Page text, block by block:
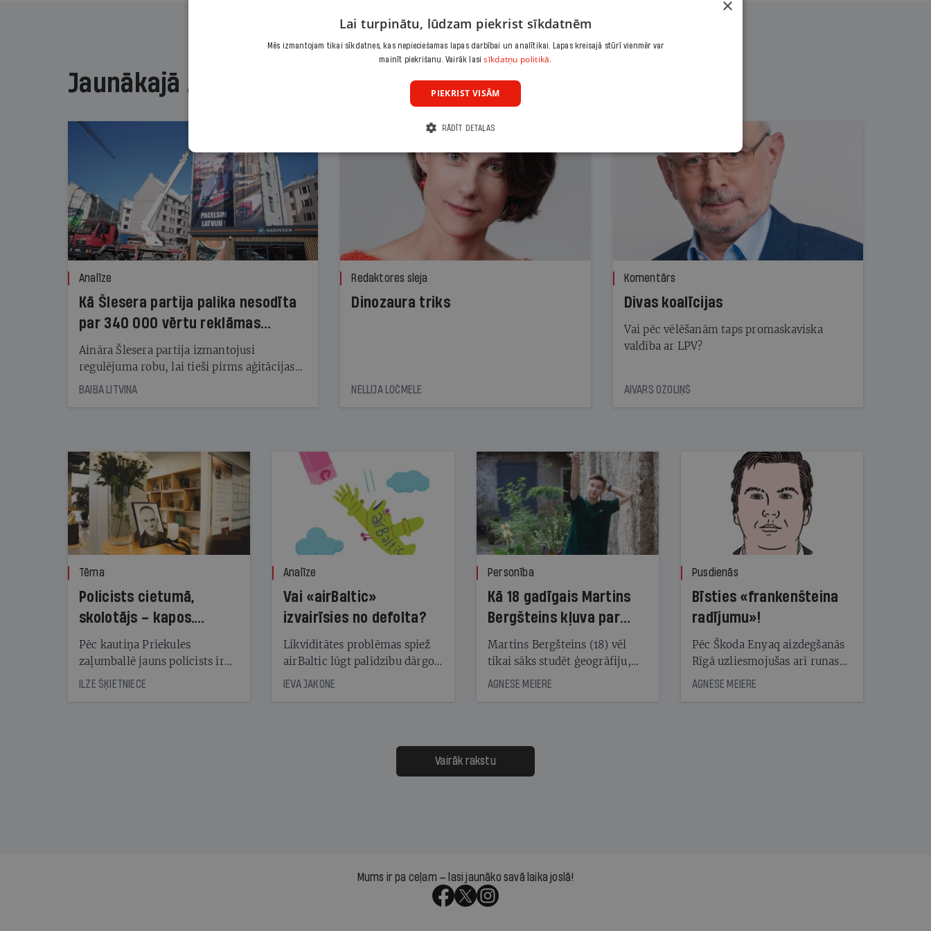
Jaunākajā žurnālā
Analīze
Kā Šlesera partija palika nesodīta
par 340 000 vērtu reklāmas
kampaņu
Aināra Šlesera partija izmantojusi
regulējuma robu, lai tieši pirms aģitācijas
starta izreklamētos par summu, kas
BAIBA LITVINA
Redaktores sleja
Dinozaura triks
NELLIJA LOČMELE
Komentārs
Divas koalīcijas
Vai pēc vēlēšanām taps promaskaviska
valdība ar LPV?
AIVARS OZOLIŅŠ
Tēma
Policists cietumā,
skolotājs – kapos.
Reibuma cena Priekulē
Pēc kautiņa Priekules
zaļumballē jauns policists ir
nonācis cietumā, bet
cienījams pedagogs — kapos.
ILZE ŠĶIETNIECE
Analīze
Vai «airBaltic»
izvairīsies no defolta?
Likviditātes problēmas spiež
airBaltic lūgt palīdzību dārgo
obligāciju turētājiem, taču
samaksāt augstos procentus,
kas jāpārskaita jau trīs dienas
pirms nākamās sapulces
IEVA JAKONE
Personība
Kā 18 gadīgais Martins
Bergšteins kļuva par
laika ziņu seju?
Martins Bergšteins (18) vēl
tikai sāks studēt ģeogrāfiju,
bet viņa sacītajam jau uzticas
uzcītīga darba, mammas
atbalsts un drosme turpināt
meteovērojumus arī tad, kad
AGNESE MEIERE
Pusdienās
Bīsties «frankenšteina
radījumu»!
Pēc Škoda Enyaq aizdegšanās
Rīgā uzliesmojušas arī runas
par elektroauto drošību.
AGNESE MEIERE
Vairāk rakstu
Mums ir pa ceļam — lasi jaunāko savā laika joslā!
×
Lai turpinātu, lūdzam piekrist sīkdatnēm
Mēs izmantojam tikai sīkdatnes, kas nepieciešamas lapas darbībai un analītikai. Lapas kreisajā stūrī vienmēr var
mainīt piekrišanu. Vairāk lasisīkdatņu politikā.
PIEKRIST VISĀM
RĀDĪT DETAĻAS